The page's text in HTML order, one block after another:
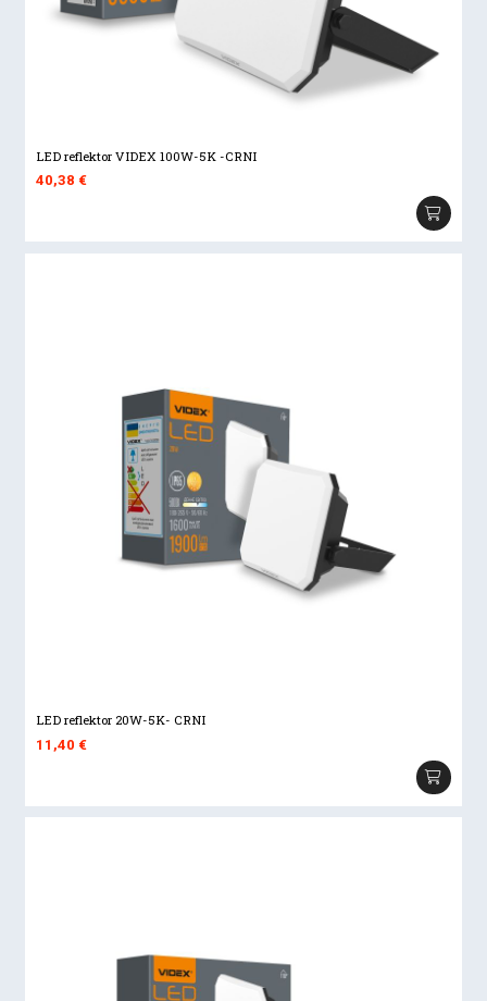
LED reflektor VIDEX 100W-5K -CRNI
40,38€
LED reflektor 20W-5K- CRNI
11,40€